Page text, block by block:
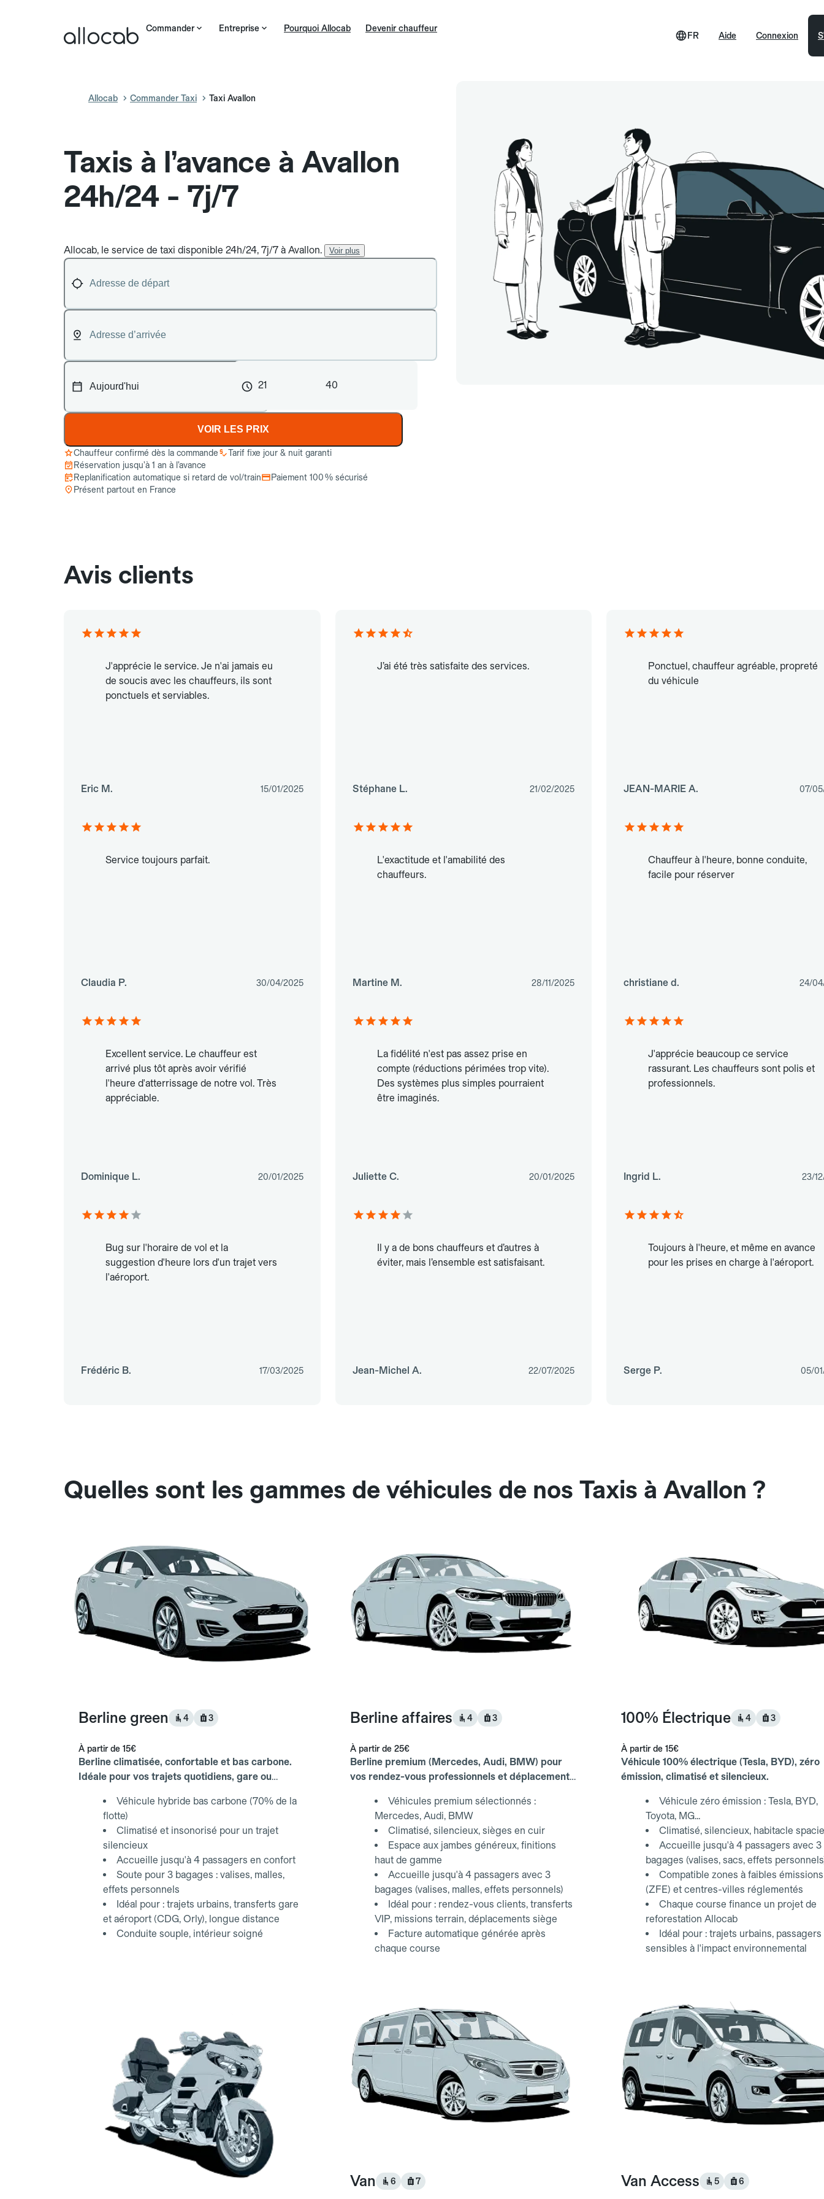
Commander Entreprise Pourquoi Allocab Devenir chauffeur
Aide
FR Connexion
Allocab Commander Taxi Taxi Avallon
Taxis à l’avance à Avallon
24h/24 - 7j/7
Allocab, le service de taxi disponible 24h/24, 7j/7 à Avallon. Voir plus
21 40
VOIR LES PRIX
Chauffeur confirmé dès la commande
Tarif fixe jour & nuit garanti
Réservation jusqu’à 1 an à l’avance
Replanification automatique si retard de vol/train
Paiement 100 % sécurisé
Présent partout en France
Avis clients
J'apprécie le service. Je n'ai jamais eu
de soucis avec les chauffeurs, ils sont
ponctuels et serviables.
Eric M. 15/01/2025
J’ai été très satisfaite des services.
Stéphane L. 21/02/2025
Ponctuel, chauffeur agréable, propreté
du véhicule
JEAN-MARIE A. 07/
Service toujours parfait.
Claudia P. 30/04/2025
L'exactitude et l'amabilité des
chauffeurs.
Martine M. 28/11/2025
Chauffeur à l'heure, bonne conduite,
facile pour réserver
christiane d. 24/
Excellent service. Le chauffeur est
arrivé plus tôt après avoir vérifié
l'heure d'atterrissage de notre vol. Très
appréciable.
Dominique L. 20/01/2025
La fidélité n'est pas assez prise en
compte (réductions périmées trop vite).
Des systèmes plus simples pourraient
être imaginés.
Juliette C. 20/01/2025
J'apprécie beaucoup ce service
rassurant. Les chauffeurs sont polis et
professionnels.
Ingrid L. 23/
Bug sur l'horaire de vol et la
suggestion d'heure lors d'un trajet vers
l'aéroport.
Frédéric B. 17/03/2025
Il y a de bons chauffeurs et d’autres à
éviter, mais l’ensemble est satisfaisant.
Jean-Michel A. 22/07/2025
Toujours à l'heure, et même en avance
pour les prises en charge à l'aéroport.
Serge P. 05/
Quelles sont les gammes de véhicules de nos Taxis à Avallon ?
Berline green 4 3
À partir de 15€
Berline climatisée, confortable et bas carbone.
Idéale pour vos trajets quotidiens, gare ou
Véhicule hybride bas carbone (70% de la
flotte)
Climatisé et insonorisé pour un trajet
silencieux
Accueille jusqu'à 4 passagers en confort
Soute pour 3 bagages : valises, malles,
effets personnels
Idéal pour : trajets urbains, transferts gare
et aéroport (CDG, Orly), longue distance
Conduite souple, intérieur soigné
Berline affaires 4 3
À partir de 25€
Berline premium (Mercedes, Audi, BMW) pour
vos rendez-vous professionnels et déplacements
Véhicules premium sélectionnés :
Mercedes, Audi, BMW
Climatisé, silencieux, sièges en cuir
Espace aux jambes généreux, finitions
haut de gamme
Accueille jusqu'à 4 passagers avec 3
bagages (valises, malles, effets personnels)
Idéal pour : rendez-vous clients, transferts
VIP, missions terrain, déplacements siège
Facture automatique générée après
chaque course
100% Électrique 4 3
À partir de 15€
Véhicule 100% électrique (Tesla, BYD), zéro
émission, climatisé et silencieux.
Véhicule zéro émission : Tesla, BYD,
Toyota, MG...
Climatisé, silencieux, habitacle
Accueille jusqu'à 4 passagers avec 3
bagages (valises, sacs, effets
Compatible zones à faibles émissions
(ZFE) et centres-villes réglementés
Chaque course finance un projet de
reforestation Allocab
Idéal pour : trajets urbains, passagers
sensibles à l'impact environnemental
Van 6 7 Van Access 5 6